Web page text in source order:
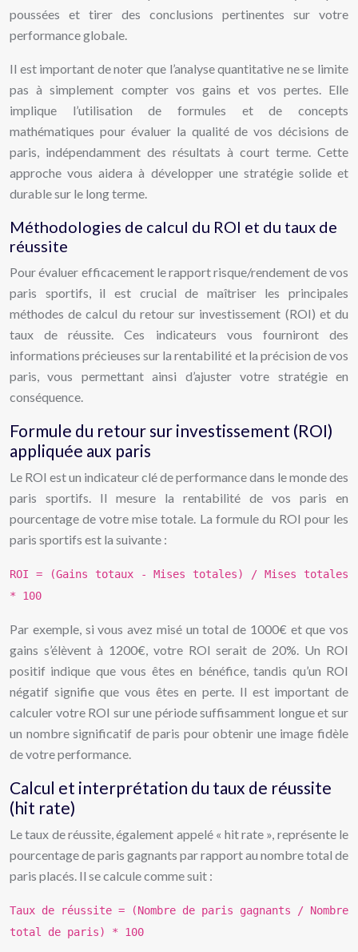
poussées et tirer des conclusions pertinentes sur votre
performance globale.
Il est important de noter que l’analyse quantitative ne se limite
pas à simplement compter vos gains et vos pertes. Elle
implique l’utilisation de formules et de concepts
mathématiques pour évaluer la qualité de vos décisions de
paris, indépendamment des résultats à court terme. Cette
approche vous aidera à développer une stratégie solide et
durable sur le long terme.
Méthodologies de calcul du ROI et du taux de
réussite
Pour évaluer efficacement le rapport risque/rendement de vos
paris sportifs, il est crucial de maîtriser les principales
méthodes de calcul du retour sur investissement (ROI) et du
taux de réussite. Ces indicateurs vous fourniront des
informations précieuses sur la rentabilité et la précision de vos
paris, vous permettant ainsi d’ajuster votre stratégie en
conséquence.
Formule du retour sur investissement (ROI)
appliquée aux paris
Le ROI est un indicateur clé de performance dans le monde des
paris sportifs. Il mesure la rentabilité de vos paris en
pourcentage de votre mise totale. La formule du ROI pour les
paris sportifs est la suivante :
ROI = (Gains totaux - Mises totales) / Mises totales
* 100
Par exemple, si vous avez misé un total de 1000€ et que vos
gains s’élèvent à 1200€, votre ROI serait de 20%. Un ROI
positif indique que vous êtes en bénéfice, tandis qu’un ROI
négatif signifie que vous êtes en perte. Il est important de
calculer votre ROI sur une période suffisamment longue et sur
un nombre significatif de paris pour obtenir une image fidèle
de votre performance.
Calcul et interprétation du taux de réussite
(hit rate)
Le taux de réussite, également appelé « hit rate », représente le
pourcentage de paris gagnants par rapport au nombre total de
paris placés. Il se calcule comme suit :
Taux de réussite = (Nombre de paris gagnants / Nombre
total de paris) * 100